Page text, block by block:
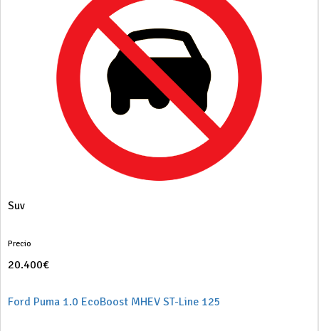
Suv
Precio
20.400€
Ford Puma 1.0 EcoBoost MHEV ST-Line 125